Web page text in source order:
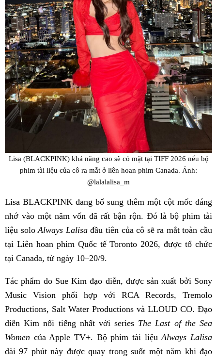
Lisa (BLACKPINK) khả năng cao sẽ có mặt tại TIFF 2026 nếu bộ
phim tài liệu của cô ra mắt ở liên hoan phim Canada. Ảnh:
@lalalalisa_m
Lisa BLACKPINK đang bổ sung thêm một cột mốc đáng
nhớ vào một năm vốn đã rất bận rộn. Đó là bộ phim tài
liệu soloAlways Lalisađầu tiên của cô sẽ ra mắt toàn cầu
tại Liên hoan phim Quốc tế Toronto 2026, được tổ chức
tại Canada, từ ngày 10–20/9.
Tác phẩm do Sue Kim đạo diễn, được sản xuất bởi Sony
Music Vision phối hợp với RCA Records, Tremolo
Productions, Salt Water Productions và LLOUD CO. Đạo
diễn Kim nổi tiếng nhất với series The Last of the Sea
Women của Apple TV+. Bộ phim tài liệuAlways Lalisa
dài 97 phút này được quay trong suốt một năm khi đạo